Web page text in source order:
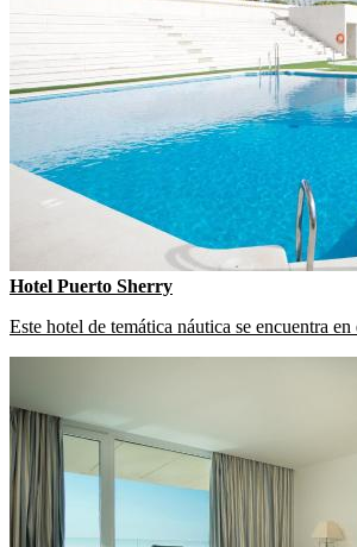
Hotel Puerto Sherry
Este hotel de temática náutica se encuentra